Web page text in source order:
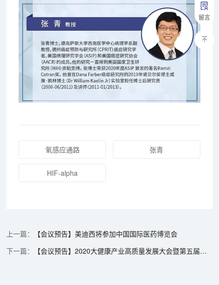
留言
氧感应通路 张青
HIF-alpha
【会议预告】美迪西将参加中国国际医药博览会
【会议预告】2020大健康产业高质量发展大会暨第五届中国医药研发